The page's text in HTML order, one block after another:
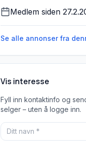
Medlem siden
Se alle annonser fra
Vis interesse
Fyll inn kontaktinfo og
selger – uten å logge inn.